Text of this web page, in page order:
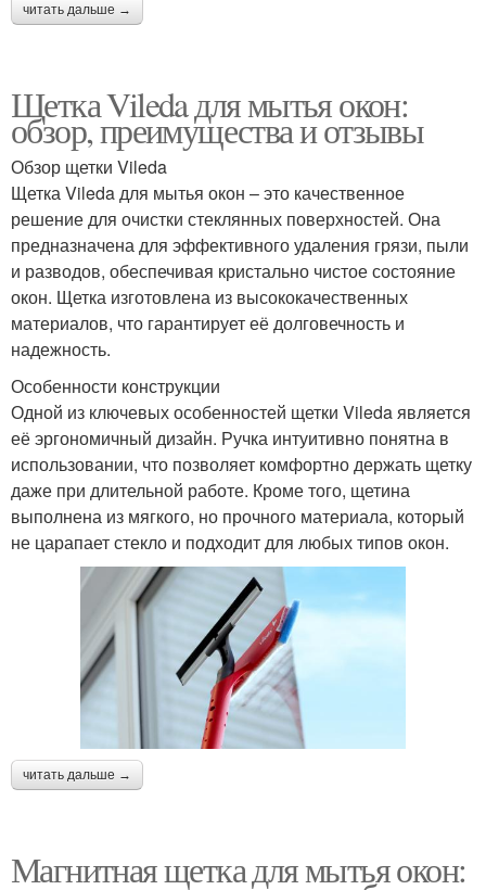
читать дальше →
Щетка Vileda для мытья окон:
обзор, преимущества и отзывы
Обзор щетки Vileda
Щетка Vileda для мытья окон – это качественное
решение для очистки стеклянных поверхностей. Она
предназначена для эффективного удаления грязи, пыли
и разводов, обеспечивая кристально чистое состояние
окон. Щетка изготовлена из высококачественных
материалов, что гарантирует её долговечность и
надежность.
Особенности конструкции
Одной из ключевых особенностей щетки Vileda является
её эргономичный дизайн. Ручка интуитивно понятна в
использовании, что позволяет комфортно держать щетку
даже при длительной работе. Кроме того, щетина
выполнена из мягкого, но прочного материала, который
не царапает стекло и подходит для любых типов окон.
читать дальше →
Магнитная щетка для мытья окон: